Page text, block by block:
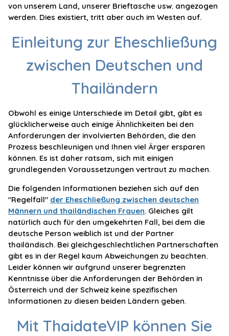
von unserem Land, unserer Brieftasche usw. angezogen
werden. Dies existiert, tritt aber auch im Westen auf.
Einleitung zur Eheschließung
zwischen Deutschen und
Thailändern
Obwohl es einige Unterschiede im Detail gibt, gibt es
glücklicherweise auch einige Ähnlichkeiten bei den
Anforderungen der involvierten Behörden, die den
Prozess beschleunigen und Ihnen viel Ärger ersparen
können. Es ist daher ratsam, sich mit einigen
grundlegenden Voraussetzungen vertraut zu machen.
Die folgenden Informationen beziehen sich auf den
"Regelfall" der Eheschließung zwischen deutschen
Männern und thailändischen Frauen. Gleiches gilt
natürlich auch für den umgekehrten Fall, bei dem die
deutsche Person weiblich ist und der Partner
thailändisch. Bei gleichgeschlechtlichen Partnerschaften
gibt es in der Regel kaum Abweichungen zu beachten.
Leider können wir aufgrund unserer begrenzten
Kenntnisse über die Anforderungen der Behörden in
Österreich und der Schweiz keine spezifischen
Informationen zu diesen beiden Ländern geben.
Mit ThaidateVIP können Sie